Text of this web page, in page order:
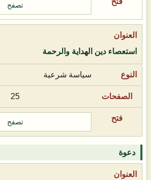
تصفح
استعصاء دين الهداية والرحمة
سياسة شرعية
25
تصفح
دعوة